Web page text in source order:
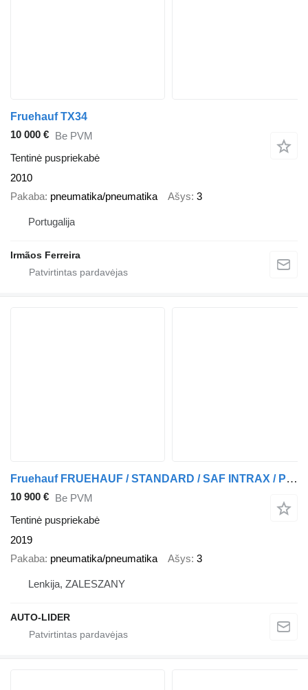
Fruehauf TX34
10 000 € Be PVM
Tentinė puspriekabė
2010
Pakaba pneumatika/pneumatika Ašys 3
Portugalija
Irmãos Ferreira
Fruehauf FRUEHAUF / STANDARD / SAF INTRAX / PODNOSZONA OŚ / Z FRANCJI / S
10 900 € Be PVM
Tentinė puspriekabė
2019
Pakaba pneumatika/pneumatika Ašys 3
Lenkija, ZALESZANY
AUTO-LIDER